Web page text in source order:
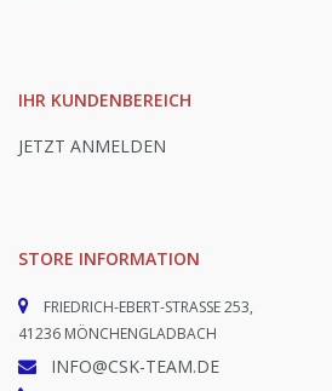
IHR KUNDENBEREICH
JETZT ANMELDEN
STORE INFORMATION
FRIEDRICH-EBERT-STRASSE 253,
41236 MÖNCHENGLADBACH
INFO@CSK-TEAM.DE